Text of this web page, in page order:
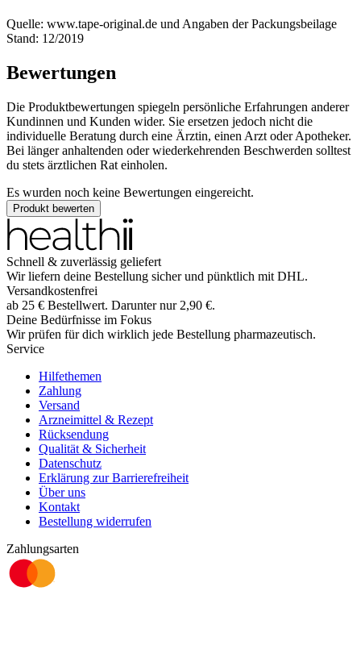
Quelle: www.tape-original.de und Angaben der Packungsbeilage
Stand: 12/2019
Bewertungen
Die Produktbewertungen spiegeln persönliche Erfahrungen anderer
Kundinnen und Kunden wider. Sie ersetzen jedoch nicht die
individuelle Beratung durch eine Ärztin, einen Arzt oder Apotheker.
Bei länger anhaltenden oder wiederkehrenden Beschwerden solltest
du stets ärztlichen Rat einholen.
Es wurden noch keine Bewertungen eingereicht.
Produkt bewerten
Schnell & zuverlässig geliefert
Wir liefern deine Bestellung sicher und pünktlich mit DHL.
Versandkostenfrei
ab 25 € Bestellwert. Darunter nur 2,90 €.
Deine Bedürfnisse im Fokus
Wir prüfen für dich wirklich jede Bestellung pharmazeutisch.
Service
Hilfethemen
Zahlung
Versand
Arzneimittel & Rezept
Rücksendung
Qualität & Sicherheit
Datenschutz
Erklärung zur Barrierefreiheit
Über uns
Kontakt
Bestellung widerrufen
Zahlungsarten